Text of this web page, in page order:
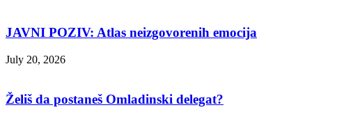
JAVNI POZIV: Atlas neizgovorenih emocija
July 20, 2026
Želiš da postaneš Omladinski delegat?